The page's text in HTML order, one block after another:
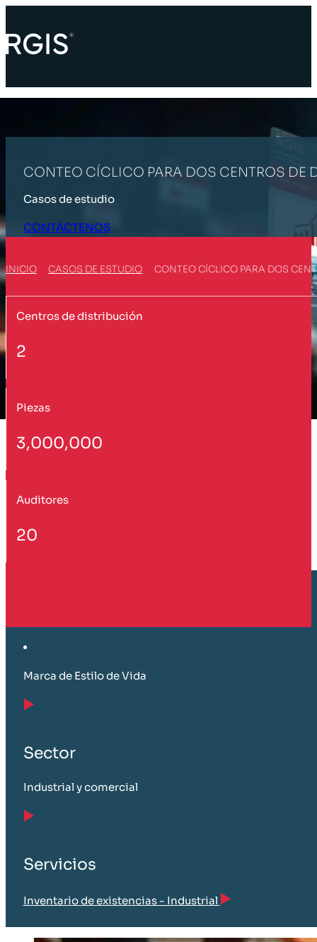
CONTEO CÍCLICO PARA DOS CENTROS DE
Casos de estudio
CONTÁCTENOS
INICIO CASOS DE ESTUDIO CONTEO CÍCLICO PARA DOS
Centros de distribución
2
Piezas
3,000,000
Auditores
20
Marca de Estilo de Vida
Sector
Industrial y comercial
Servicios
Inventario de existencias - Industrial